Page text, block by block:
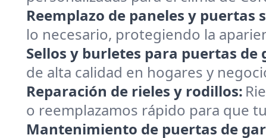
Reemplazo de paneles y puertas
lo necesario, protegiendo la
Sellos y burletes para puertas de
de alta calidad en hogares y
Reparación de rieles y rodillos:
o reemplazamos rápido para que
Mantenimiento de puertas de